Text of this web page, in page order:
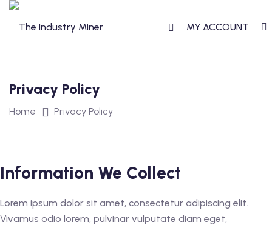
Skip
MY ACCOUNT
Privacy Policy
Home Privacy Policy
Information We Collect
Lorem ipsum dolor sit amet, consectetur adipiscing elit.
Vivamus odio lorem, pulvinar vulputate diam eget,